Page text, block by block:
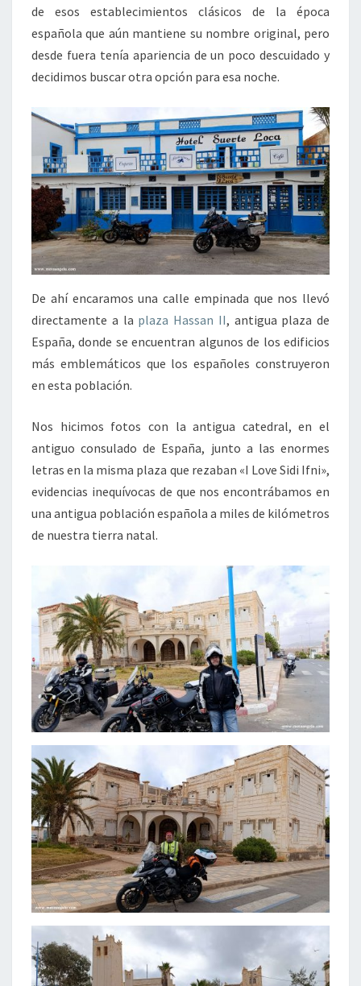
de esos establecimientos clásicos de la época
española que aún mantiene su nombre original, pero
desde fuera tenía apariencia de un poco descuidado y
decidimos buscar otra opción para esa noche.
De ahí encaramos una calle empinada que nos llevó
directamente a la plaza Hassan II, antigua plaza de
España, donde se encuentran algunos de los edificios
más emblemáticos que los españoles construyeron
en esta población.
Nos hicimos fotos con la antigua catedral, en el
antiguo consulado de España, junto a las enormes
letras en la misma plaza que rezaban «I Love Sidi Ifni»,
evidencias inequívocas de que nos encontrábamos en
una antigua población española a miles de kilómetros
de nuestra tierra natal.